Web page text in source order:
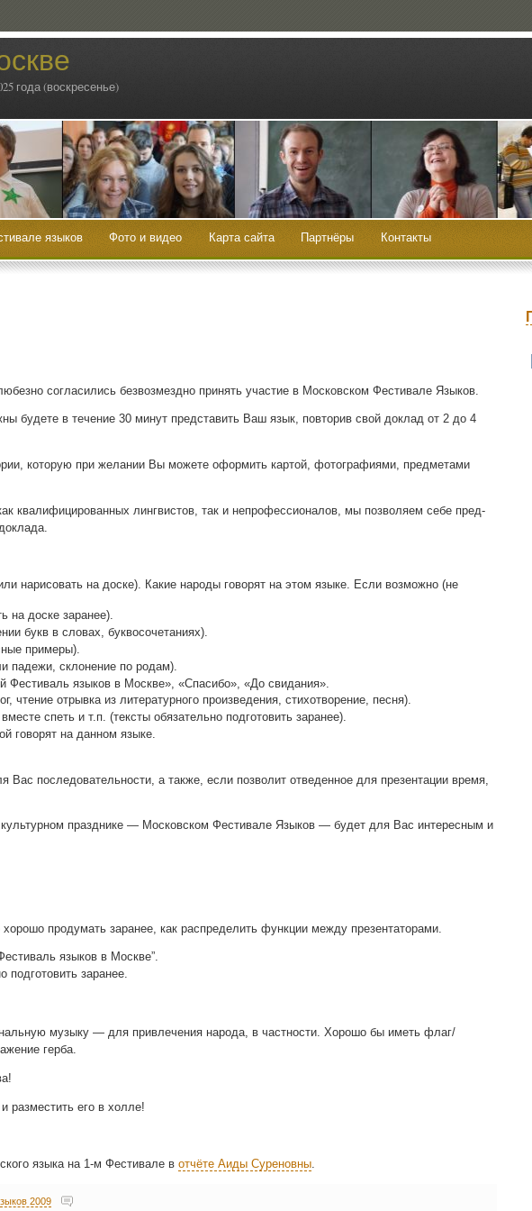
года (воскресенье)
языков Фото и видео Карта сайта Партнёры Контакты
согла­си­лись без­воз­мезд­но при­нять уча­стие в Мос­ков­ском Фести­ва­ле Языков.
буде­те в тече­ние 30 минут пред­ста­вить Ваш язык, повто­рив свой доклад от 2 до 4
кото­рую при жела­нии Вы може­те офор­мить кар­той, фото­гра­фи­я­ми, пред­ме­та­ми
ква­ли­фи­ци­ро­ван­ных линг­ви­стов, так и непро­фес­си­о­на­лов, мы поз­во­ля­ем себе пред­
нари­со­вать на дос­ке). Какие наро­ды гово­рят на этом язы­ке. Если воз­мож­но (не
на дос­ке заранее).
букв в сло­вах, буквосочетаниях).
примеры).
паде­жи, скло­не­ние по родам).
Фести­валь язы­ков в Москве», «Спа­си­бо», «До свидания».
чте­ние отрыв­ка из лите­ра­тур­но­го про­из­ве­де­ния, сти­хо­тво­ре­ние, песня).
спеть и т.п. (тек­сты обя­за­тель­но под­го­то­вить заранее).
гово­рят на дан­ном языке.
после­до­ва­тель­но­сти, а так­же, если поз­во­лит отве­ден­ное для пре­зен­та­ции вре­мя,
празд­ни­ке — Мос­ков­ском Фести­ва­ле Язы­ков — будет для Вас инте­рес­ным и
про­ду­мать зара­нее, как рас­пре­де­лить функ­ции меж­ду презентаторами.
язы­ков в Москве”.
под­го­то­вить заранее.
музы­ку — для при­вле­че­ния наро­да, в част­но­сти. Хоро­шо бы иметь флаг/
герба.
раз­ме­стить его в холле!
язы­ка на 1‑м Фести­ва­ле вотчё­те Аиды Суре­нов­ны.
2009